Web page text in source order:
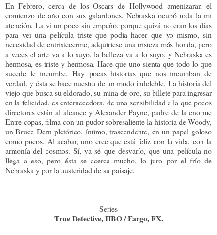
En Febrero, cerca de los Oscars de Hollywood amenizaran el
comienzo de año con sus galardones, Nebraska ocupó toda la mi
atención. La vi un poco sin empeño, porque quizá no eran los días
para ver una película triste que podía hacer que yo mismo, sin
necesidad de entristecerme, adquiriese una tristeza más honda, pero
a veces el arte va a lo suyo, la belleza va a lo suyo, y Nebraska es
hermosa, es triste y hermosa. Hace que uno sienta que todo lo que
sucede le incumbe. Hay pocas historias que nos incumban de
verdad, y ésta se hace nuestra de un modo indeleble. La historia del
viejo que busca su eldorado, su mina de oro, su billete para ingresar
en la felicidad, es enternecedora, de una sensibilidad a la que pocos
directores están al alcance y Alexander Payne, padre de la enorme
Entre copas, filma con un pudor sobresaliente la historia de Woody,
un Bruce Dern pletórico, íntimo, trascendente, en un papel goloso
como pocos. Al acabar, uno cree que está feliz con la vida, con la
armonía del cosmos. Sí, ya sé que desvarío, que una película no
llega a eso, pero ésta se acerca mucho, lo juro por el frío de
Nebraska y por la austeridad de su paisaje.
Series
True Detective, HBO / Fargo, FX.